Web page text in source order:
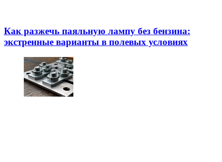
Как разжечь паяльную лампу без бензина:
экстренные варианты в полевых условиях